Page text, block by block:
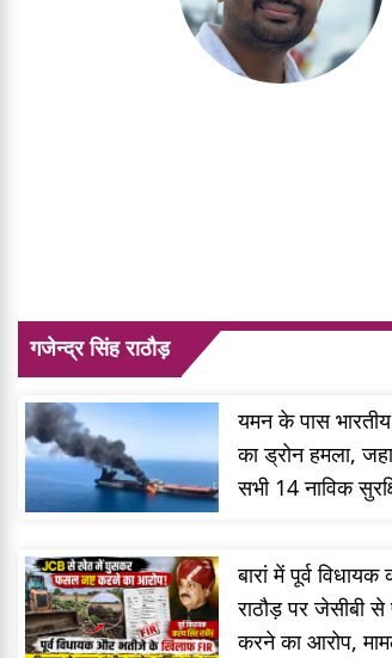
गजेन्द्र सिंह राठौड़
यमन के पास
का ड्रोन हमला,
सभी 14 नाविक
बारां में पूर्व
राठौड़ पर जेसीबी
करने का आरोप,